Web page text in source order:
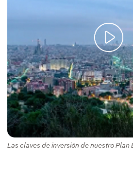
Las claves de inversión de nuestro